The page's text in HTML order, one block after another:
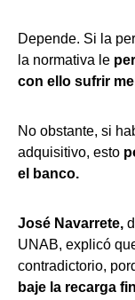
Depende. Si la
la normativa le
con ello sufrir
No obstante, si
adquisitivo, esto
el banco.
José Navarrete,
UNAB, explicó
contradictorio,
baje la recarga